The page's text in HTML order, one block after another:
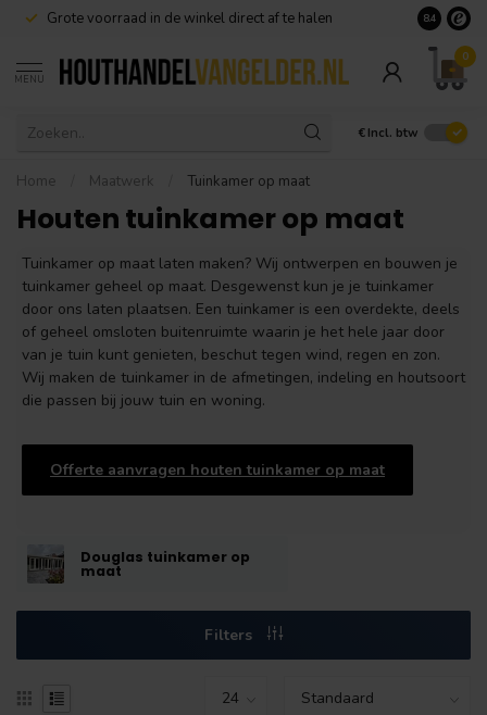
Grote voorraad in de winkel direct af te halen 8.4
MENU
0
€ Incl. btw
Home Maatwerk Tuinkamer op maat
Houten tuinkamer op maat
Tuinkamer op maat laten maken? Wij ontwerpen en bouwen je
tuinkamer geheel op maat. Desgewenst kun je je tuinkamer
door ons laten plaatsen. Een tuinkamer is een overdekte, deels
of geheel omsloten buitenruimte waarin je het hele jaar door
van je tuin kunt genieten, beschut tegen wind, regen en zon.
Wij maken de tuinkamer in de afmetingen, indeling en houtsoort
die passen bij jouw tuin en woning.
Offerte aanvragen houten tuinkamer op maat
Douglas tuinkamer op
maat
Filters